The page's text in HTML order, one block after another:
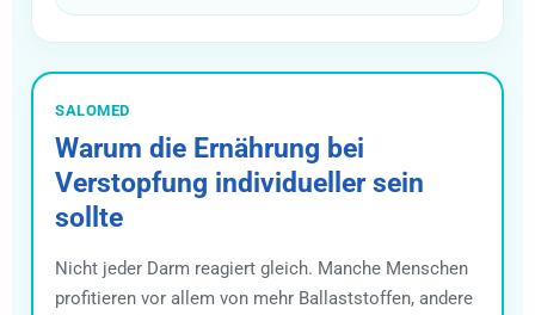
SALOMED
Warum die Ernährung bei
Verstopfung individueller sein
sollte
Nicht jeder Darm reagiert gleich. Manche Menschen
profitieren vor allem von mehr Ballaststoffen, andere